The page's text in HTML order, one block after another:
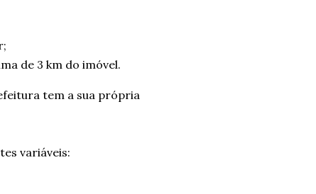
de 3 km do imóvel.
tem a sua própria
variáveis: